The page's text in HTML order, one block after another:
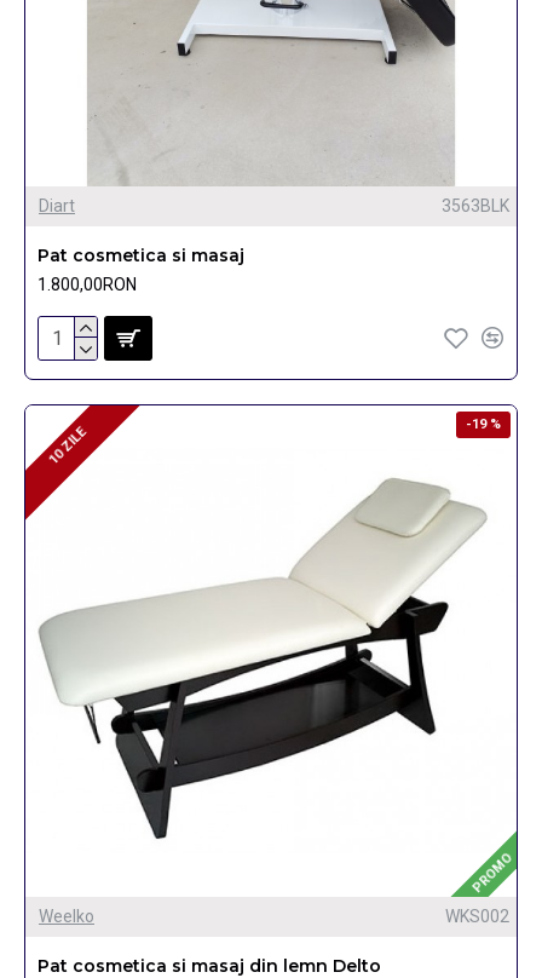
Diart 3563BLK
Pat cosmetica si masaj
1.800,00RON
PROMO
-19 %
10 ZILE
10 ZILE
Weelko WKS002
Pat cosmetica si masaj din lemn Delto